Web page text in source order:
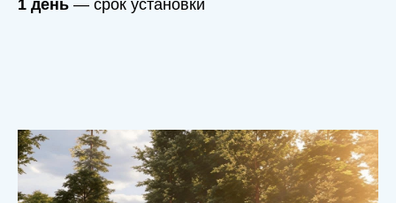
1 день — срок установки